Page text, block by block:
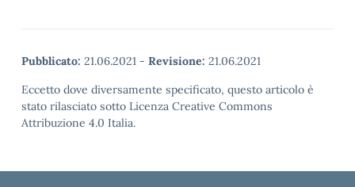
Pubblicato: 21.06.2021 - Revisione: 21.06.2021
Eccetto dove diversamente specificato, questo articolo è
stato rilasciato sotto Licenza Creative Commons
Attribuzione 4.0 Italia.